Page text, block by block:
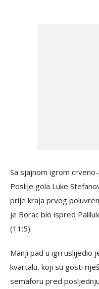
Sa sjajnom igrom
Poslije gola Luke
prije kraja prvog
je Borac bio ispred
(11:5).
Manji pad u igri uslijedio
kvartalu, koji su gosti
semaforu pred